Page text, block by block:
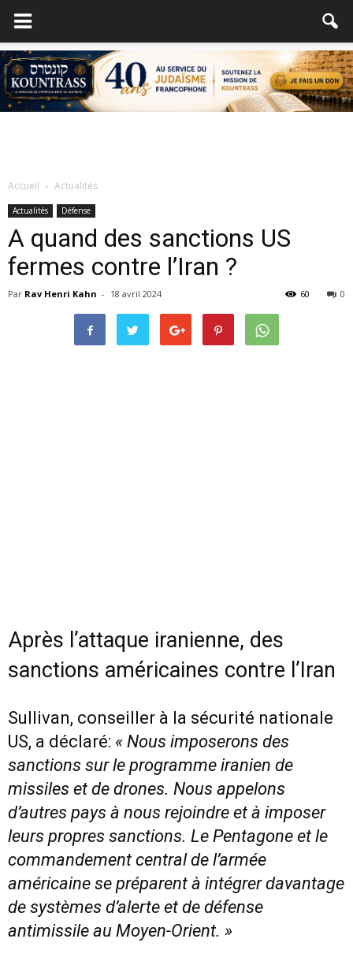
Accueil Actualités
Actualités Défense
A quand des sanctions US
fermes contre l’Iran ?
Par Rav Henri Kahn - 18 avril 2024 0
60
Après l’attaque iranienne, des
sanctions américaines contre l’Iran
Sullivan, conseiller à la sécurité nationale
US, a déclaré: « Nous imposerons des
sanctions sur le programme iranien de
missiles et de drones. Nous appelons
d’autres pays à nous rejoindre et à imposer
leurs propres sanctions. Le Pentagone et le
commandement central de l’armée
américaine se préparent à intégrer davantage
de systèmes d’alerte et de défense
antimissile au Moyen-Orient. »